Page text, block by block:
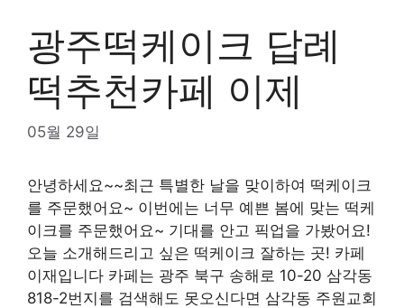
광주떡케이크 답례
떡추천카페 이제
05월 29일
안녕하세요~~최근 특별한 날을 맞이하여 떡케이크
를 주문했어요~ 이번에는 너무 예쁜 봄에 맞는 떡케
이크를 주문했어요~ 기대를 안고 픽업을 가봤어요!
오늘 소개해드리고 싶은 떡케이크 잘하는 곳! 카페
이재입니다 카페는 광주 북구 송해로 10-20 삼각동
818-2번지를 검색해도 못오신다면 삼각동 주원교회